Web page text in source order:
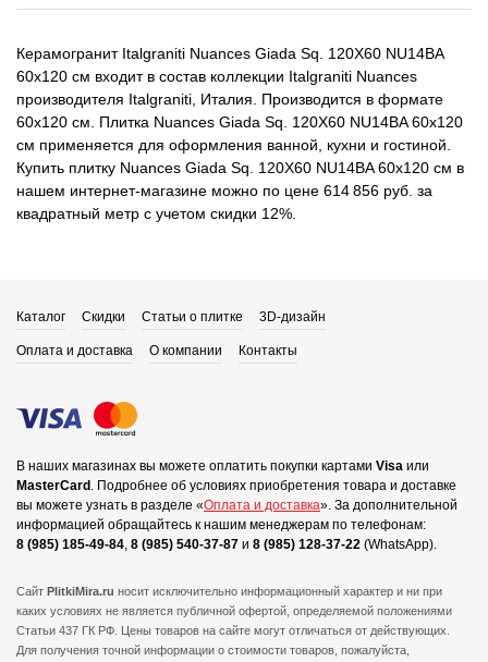
Керамогранит Italgraniti Nuances Giada Sq. 120X60 NU14BA
60x120 см входит в состав коллекции Italgraniti Nuances
производителя Italgraniti, Италия. Производится в формате
60x120 см. Плитка Nuances Giada Sq. 120X60 NU14BA 60x120
см применяется для оформления ванной, кухни и гостиной.
Купить плитку Nuances Giada Sq. 120X60 NU14BA 60x120 см в
нашем интернет-магазине можно по цене 614 856 руб. за
квадратный метр с учетом скидки 12%.
Каталог Скидки Статьи о плитке 3D-дизайн
Оплата и доставка О компании Контакты
В наших магазинах вы можете оплатить покупки картами Visa или
MasterCard . Подробнее об условиях приобретения товара и доставке
вы можете узнать в разделе «Оплата и доставка». За дополнительной
информацией обращайтесь к нашим менеджерам по телефонам:
8 (985) 185-49-84, 8 (985) 540-37-87 и 8 (985) 128-37-22 (WhatsApp).
Сайт PlitkiMira.ru носит исключительно информационный характер и ни при
каких условиях не является публичной офертой, определяемой положениями
Статьи 437 ГК РФ. Цены товаров на сайте могут отличаться от действующих.
Для получения точной информации о стоимости товаров, пожалуйста,